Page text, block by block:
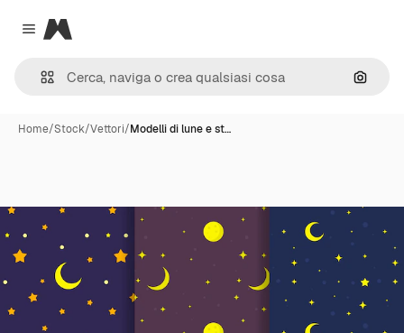
Close menu
Magnific
Cerca
Home/Stock/Vettori/Modelli di lune e st…